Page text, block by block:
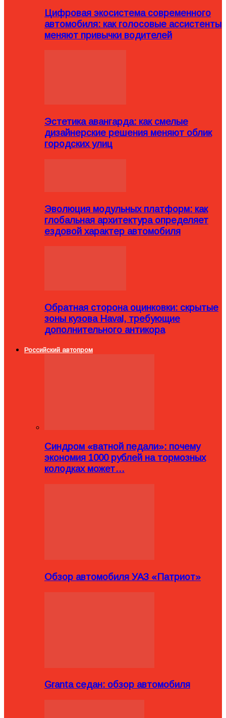
Цифровая экосистема современного
автомобиля: как голосовые ассистенты
меняют привычки водителей
Эстетика авангарда: как смелые
дизайнерские решения меняют облик
городских улиц
Эволюция модульных платформ: как
глобальная архитектура определяет
ездовой характер автомобиля
Обратная сторона оцинковки: скрытые
зоны кузова Haval, требующие
дополнительного антикора
Российский автопром
Синдром «ватной педали»: почему
экономия 1000 рублей на тормозных
колодках может…
Обзор автомобиля УАЗ «Патриот»
Granta седан: обзор автомобиля